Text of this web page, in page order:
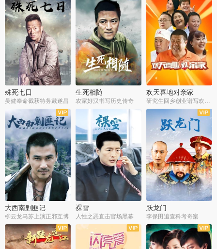
殊死七日
吴健奉命截获特务戴遂昌
生死相随
农家好汉书写历史传奇
欢天喜地对亲家
大西南剿匪记
柳云龙马苏上演正邪互博
全21集
裸雪
人性之恶直击官场黑幕
全30集
跃龙门
李保田追查科考奇案
全36集
全37集 全30集